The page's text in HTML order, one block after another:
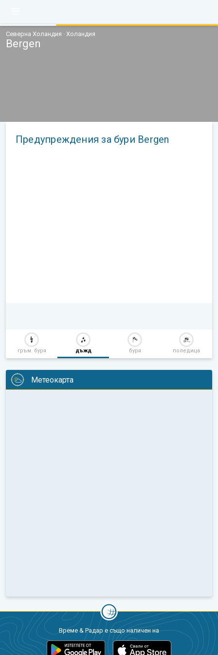
Северна Холандия · Холандия
Bergen
Предупреждения за бури Bergen
гръм. буря дъжд буря поледица
Метеокарта
Време & Радар е също наличен на